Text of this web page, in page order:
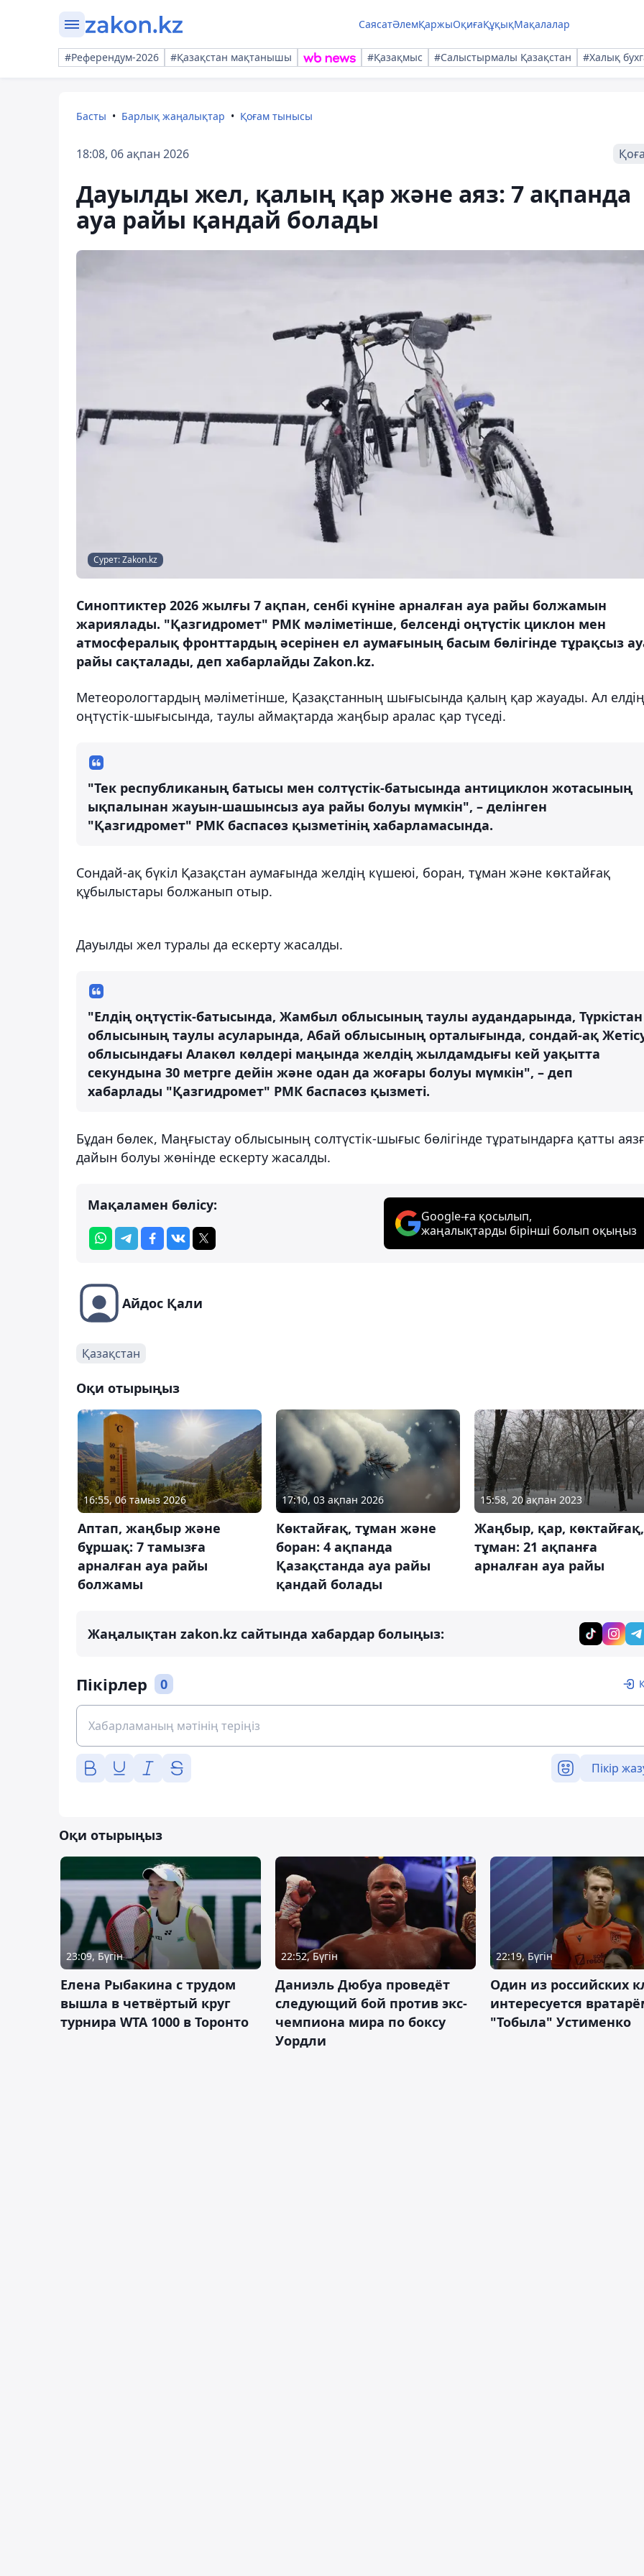
СаясатӘлемҚаржыОқиғаҚұқықМақалалар
#Референдум-2026 #Қазақстан мақтанышы #Қазақмыс #Салыстырмалы Қазақстан #Халық
Басты Барлық жаңалықтар Қоғам тынысы
18:08, 06 ақпан 2026
Дауылды жел, қалың қар және аяз: 7 ақпанда
ауа райы қандай болады
Сурет: Zakon.kz
Синоптиктер 2026 жылғы 7 ақпан, сенбі күніне арналған ауа райы болжамын
жариялады. "Қазгидромет" РМК мәліметінше, белсенді оңтүстік циклон мен
атмосфералық фронттардың әсерінен ел аумағының басым бөлігінде тұрақсыз
райы сақталады, деп хабарлайды Zakon.kz.
Метеорологтардың мәліметінше, Қазақстанның шығысында қалың қар жауады. Ал елдің
оңтүстік-шығысында, таулы аймақтарда жаңбыр аралас қар түседі.
"Тек республиканың батысы мен солтүстік-батысында антициклон жотасының
ықпалынан жауын-шашынсыз ауа райы болуы мүмкін", – делінген
"Қазгидромет" РМК баспасөз қызметінің хабарламасында.
Сондай-ақ бүкіл Қазақстан аумағында желдің күшеюі, боран, тұман және көктайғақ
құбылыстары болжанып отыр.
Дауылды жел туралы да ескерту жасалды.
"Елдің оңтүстік-батысында, Жамбыл облысының таулы аудандарында, Түркістан
облысының таулы асуларында, Абай облысының орталығында, сондай-ақ
облысындағы Алакөл көлдері маңында желдің жылдамдығы кей уақытта
секундына 30 метрге дейін және одан да жоғары болуы мүмкін", – деп
хабарлады "Қазгидромет" РМК баспасөз қызметі.
Бұдан бөлек, Маңғыстау облысының солтүстік-шығыс бөлігінде тұратындарға қатты
дайын болуы жөнінде ескерту жасалды.
Мақаламен бөлісу:
Google-ға қосылып,
жаңалықтарды бірінші болып оқыңыз
Айдос Қали
Қазақстан
Оқи отырыңыз
16:55, 06 тамыз 2026
Аптап, жаңбыр және
бұршақ: 7 тамызға
арналған ауа райы
болжамы
17:10, 03 ақпан 2026
Көктайғақ, тұман және
боран: 4 ақпанда
Қазақстанда ауа райы
қандай болады
15:58, 20 ақпан 2023
Жаңбыр, қар, көктайғақ,
тұман: 21 ақпанға
арналған ауа райы
Жаңалықтан zakon.kz сайтында хабардар болыңыз:
Пікірлер 0
Пікір
Оқи отырыңыз
23:09, Бүгін
Елена Рыбакина с трудом
вышла в четвёртый круг
турнира WTA 1000 в Торонто
22:52, Бүгін
Даниэль Дюбуа проведёт
следующий бой против экс-
чемпиона мира по боксу
Уордли
22:19, Бүгін
Один из российских
интересуется
"Тобыла" Устименко